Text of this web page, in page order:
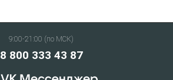
9:00-21:00 (по МСК)
8 800 333 43 87